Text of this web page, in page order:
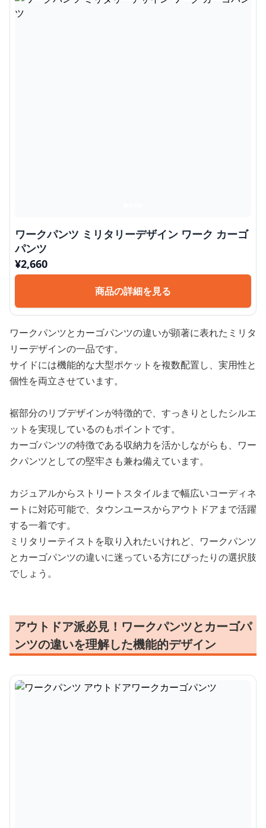
ワークパンツ ミリタリーデザイン ワーク カーゴ
パンツ
¥2,660
商品の詳細を見る
ワークパンツとカーゴパンツの違いが顕著に表れたミリタ
リーデザインの一品です。
サイドには機能的な大型ポケットを複数配置し、実用性と
個性を両立させています。
裾部分のリブデザインが特徴的で、すっきりとしたシルエ
ットを実現しているのもポイントです。
カーゴパンツの特徴である収納力を活かしながらも、ワー
クパンツとしての堅牢さも兼ね備えています。
カジュアルからストリートスタイルまで幅広いコーディネ
ートに対応可能で、タウンユースからアウトドアまで活躍
する一着です。
ミリタリーテイストを取り入れたいけれど、ワークパンツ
とカーゴパンツの違いに迷っている方にぴったりの選択肢
でしょう。
アウトドア派必見！ワークパンツとカーゴパ
ンツの違いを理解した機能的デザイン